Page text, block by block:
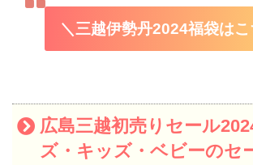
＼三越伊勢丹2024福袋はこ
広島三越初売りセール
ズ・キッズ・ベビーのセ